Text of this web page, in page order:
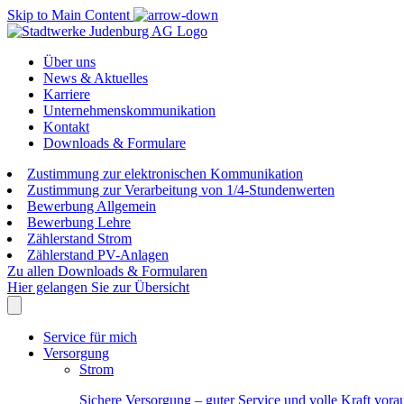
Skip to Main Content
Über uns
News & Aktuelles
Karriere
Unternehmenskommunikation
Kontakt
Downloads & Formulare
Zustimmung zur elektronischen Kommunikation
Zustimmung zur Verarbeitung von 1/4-Stundenwerten
Bewerbung Allgemein
Bewerbung Lehre
Zählerstand Strom
Zählerstand PV-Anlagen
Zu allen Downloads & Formularen
Hier gelangen Sie zur Übersicht
Service für mich
Versorgung
Strom
Sichere Versorgung – guter Service und volle Kraft